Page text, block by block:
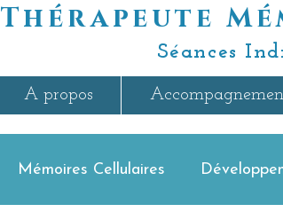
Thérapeute
Séances
A propos
Mémoires Cellulaires